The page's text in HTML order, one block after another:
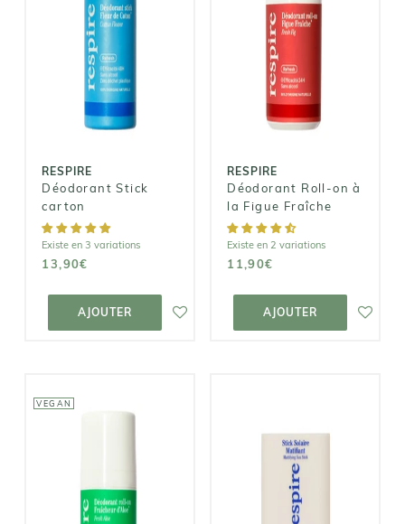
RESPIRE
Déodorant Stick
carton
Existe en 3 variations
13,90€
AJOUTER
RESPIRE
Déodorant
Stick carton
13,90€
AJOUTER AU
PANIER
RESPIRE
Déodorant Roll-on à
la Figue Fraîche
Existe en 2 variations
11,90€
AJOUTER
RESPIRE
Déodorant
Roll-on à la
Figue Fraîche
11,90€
AJOUTER AU
PANIER
VEGAN
RESPIRE